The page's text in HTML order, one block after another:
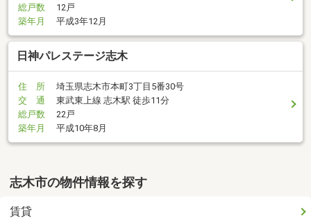
総戸数
12戸
築年月
平成3年12月
日神パレステージ志木
住 所
埼玉県志木市本町3丁目5番30号
交 通
東武東上線 志木駅 徒歩11分
総戸数
22戸
築年月
平成10年8月
志木市の物件情報を探す
賃貸